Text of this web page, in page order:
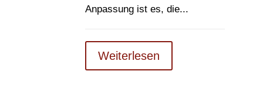
Anpassung ist es, die...
Weiterlesen